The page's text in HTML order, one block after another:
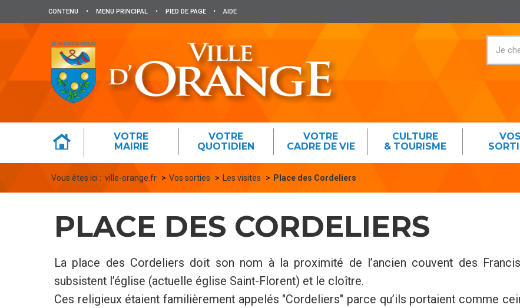
CONTENU • MENU PRINCIPAL • PIED DE PAGE • AIDE
VOTRE
MAIRIE
VOTRE
QUOTIDIEN
VOTRE
CADRE DE VIE
CULTURE
& TOURISME
VOS
Vous êtes ici : ville-orange.fr Vos sorties Les visites Place des Cordeliers
PLACE DES CORDELIERS
La place des Cordeliers doit son nom à la proximité de l’ancien couvent des
subsistent l’église (actuelle église Saint-Florent) et le cloître.
Ces religieux étaient familièrement appelés "Cordeliers" parce qu’ils portaient comme